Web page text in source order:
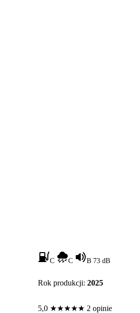
C C B 73 dB
Rok produkcji: 2025
5,0 ★★★★★ 2 opinie